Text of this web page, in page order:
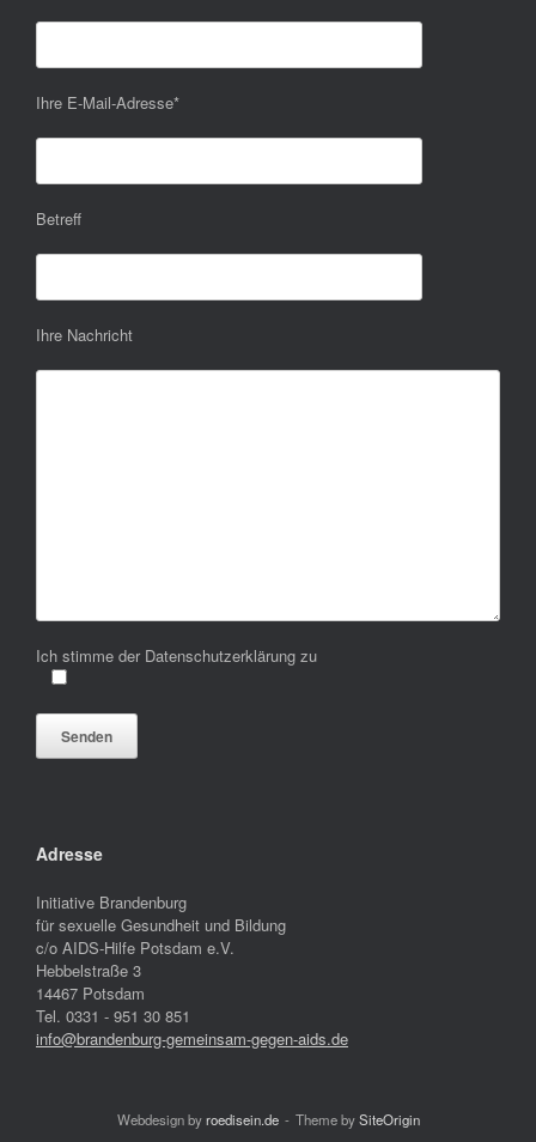
Ihre E-Mail-Adresse*
Betreff
Ihre Nachricht
Ich stimme der Datenschutzerklärung zu
Bitte lasse dieses Feld leer.
Adresse
Initiative Brandenburg
für sexuelle Gesundheit und Bildung
c/o AIDS-Hilfe Potsdam e.V.
Hebbelstraße 3
14467 Potsdam
Tel. 0331 - 951 30 851
info@brandenburg-gemeinsam-gegen-aids.de
Webdesign byroedisein.de Theme bySiteOrigin